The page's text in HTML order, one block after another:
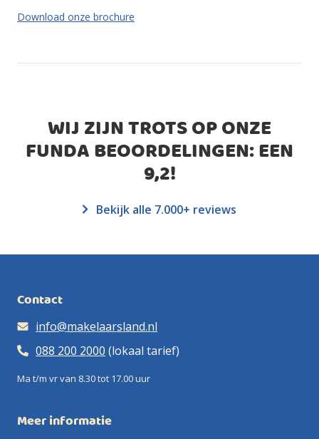
Download onze brochure
WIJ ZIJN TROTS OP ONZE
FUNDA BEOORDELINGEN: EEN
9,2!
Bekijk alle 7.000+ reviews
Contact
info@makelaarsland.nl
088 200 2000 (lokaal tarief)
Ma t/m vr van 8.30 tot 17.00 uur
Meer informatie